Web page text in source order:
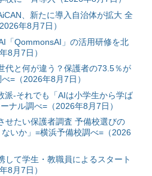
、新たに導入自治体が拡大 全
年8月7日）
「QommonsAI」の活用研修を北
8月7日）
代と何が違う？保護者の73.5％が
=（2026年8月7日）
派-それでも「AIは小学生から学ば
ナル調べ=（2026年8月7日）
せたい保護者調査 予備校選びの
いか」=横浜予備校調べ=（2026
して学生・教職員によるスタート
8月7日）